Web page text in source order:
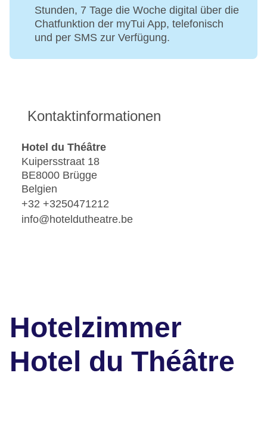
Stunden, 7 Tage die Woche digital über die
Chatfunktion der myTui App, telefonisch
und per SMS zur Verfügung.
Kontaktinformationen
Hotel du Théâtre
Kuipersstraat 18
BE8000 Brügge
Belgien
+32 +3250471212
info@hoteldutheatre.be
Hotelzimmer
Hotel du Théâtre